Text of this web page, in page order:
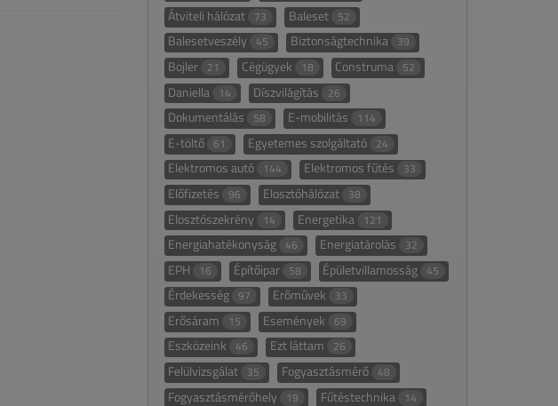
Átviteli hálózat 73 Baleset 52
Balesetveszély 45 Biztonságtechnika 39
Bojler 21 Cégügyek 18 Construma 52
Daniella 14 Díszvilágítás 26
Dokumentálás 58 E-mobilitás 114
E-töltő 61 Egyetemes szolgáltató 24
Elektromos autó 144 Elektromos fűtés 33
Előfizetés 96 Elosztóhálózat 38
Elosztószekrény 14 Energetika 121
Energiahatékonyság 46 Energiatárolás 32
EPH 16 Építőipar 58 Épületvillamosság 45
Érdekesség 97 Erőművek 33
Erősáram 15 Események 69
Eszközeink 46 Ezt láttam 26
Felülvizsgálat 35 Fogyasztásmérő 48
Fogyasztásmérőhely 19 Fűtéstechnika 14